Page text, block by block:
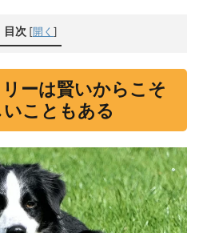
目次 [開く ]
ーは賢いからこそ
こともある